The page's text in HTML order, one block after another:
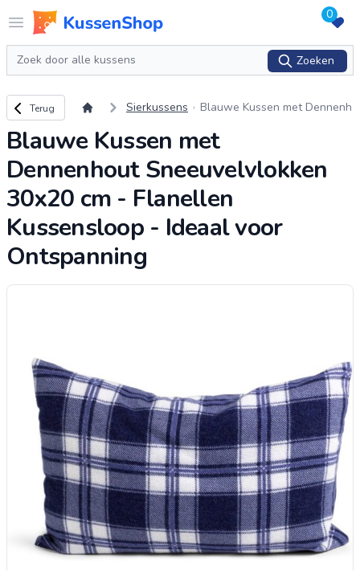
Open menu
Logo www.kussenshop.nl 0
Zoeken
Zoeken
Terug naar overzicht
Terug Sierkussens
Blauwe Kussen met Dennenh
m - Flanellen Kussensloop - I
Blauwe Kussen met
Dennenhout Sneeuvelvlokken
30x20 cm - Flanellen
Kussensloop - Ideaal voor
Ontspanning